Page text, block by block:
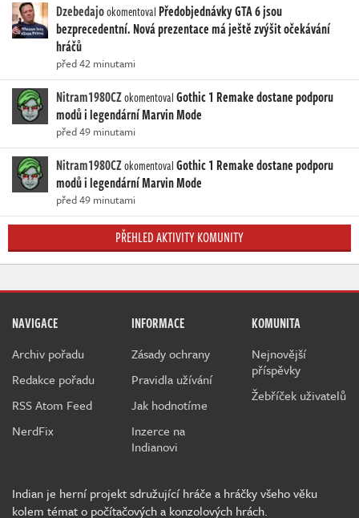
Dzebedajookomentoval Předobjednávky GTA 6 jsou
bezprecedentní. Nová prezentace má ještě zvýšit očekávání
hráčů
před 42 minutami
Nitram1980CZokomentovalGothic 1 Remake dostane podporu
modů i legendární Marvin Mode
před 49 minutami
Nitram1980CZokomentovalGothic 1 Remake dostane podporu
modů i legendární Marvin Mode
před 49 minutami
PŘEHLED AKTIVITY KOMUNITY
NAVIGACE
Archiv pořadu
Redakce pořadu
RSS Atom Feed
NerdFix
INFORMACE
Zásady ochrany
Pravidla užívání
Jak hodnotíme
Inzerce na
Indianovi
KOMUNITA
Nejnovější
příspěvky
Žebříček uživatelů
Indian je herní projekt sdružující hráče a hráčky všeho věku
kolem témat o počítačových a konzolových hrách.